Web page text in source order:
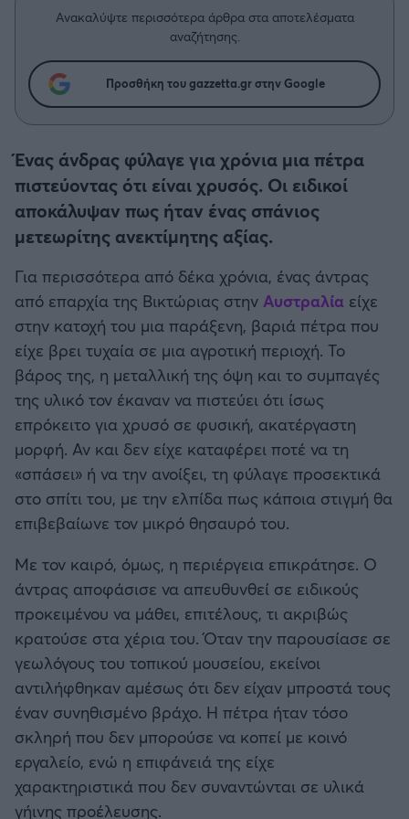
Άρης
Λεβαδειακός
ΟΦΗ
Βόλος
Ατρόμητος Αθηνών
Κηφισιά
Αστέρας Τρίπολης
Παναιτωλικός
Καλαμάτα
Ηρακλής
Μπαρτσελόνα
Ρεάλ Μαδρίτης
Ατλέτικο Μαδρίτης
Μάντσεστερ Γιουνάιτεντ
Μάντσεστερ Σίτι
Λίβερπουλ
Συνεντεύξεις
Μια Ιστορία από την Πόλη
Ανακαλύψτε περισσότερα άρθρα στα αποτελέσματα
αναζήτησης.
Προσθήκη του gazzetta.gr στην Google
Ένας άνδρας φύλαγε για χρόνια μια πέτρα
πιστεύοντας ότι είναι χρυσός. Οι ειδικοί
αποκάλυψαν πως ήταν ένας σπάνιος
μετεωρίτης ανεκτίμητης αξίας.
Για περισσότερα από δέκα χρόνια, ένας άντρας
από επαρχία της Βικτώριας στην Αυστραλία είχε
στην κατοχή του μια παράξενη, βαριά πέτρα που
είχε βρει τυχαία σε μια αγροτική περιοχή. Το
βάρος της, η μεταλλική της όψη και το συμπαγές
της υλικό τον έκαναν να πιστεύει ότι ίσως
επρόκειτο για χρυσό σε φυσική, ακατέργαστη
μορφή. Αν και δεν είχε καταφέρει ποτέ να τη
«σπάσει» ή να την ανοίξει, τη φύλαγε προσεκτικά
στο σπίτι του, με την ελπίδα πως κάποια στιγμή θα
επιβεβαίωνε τον μικρό θησαυρό του.
Με τον καιρό, όμως, η περιέργεια επικράτησε. Ο
άντρας αποφάσισε να απευθυνθεί σε ειδικούς
προκειμένου να μάθει, επιτέλους, τι ακριβώς
κρατούσε στα χέρια του. Όταν την παρουσίασε σε
γεωλόγους του τοπικού μουσείου, εκείνοι
αντιλήφθηκαν αμέσως ότι δεν είχαν μπροστά τους
έναν συνηθισμένο βράχο. Η πέτρα ήταν τόσο
σκληρή που δεν μπορούσε να κοπεί με κοινό
εργαλείο, ενώ η επιφάνειά της είχε
χαρακτηριστικά που δεν συναντώνται σε υλικά
γήινης προέλευσης.